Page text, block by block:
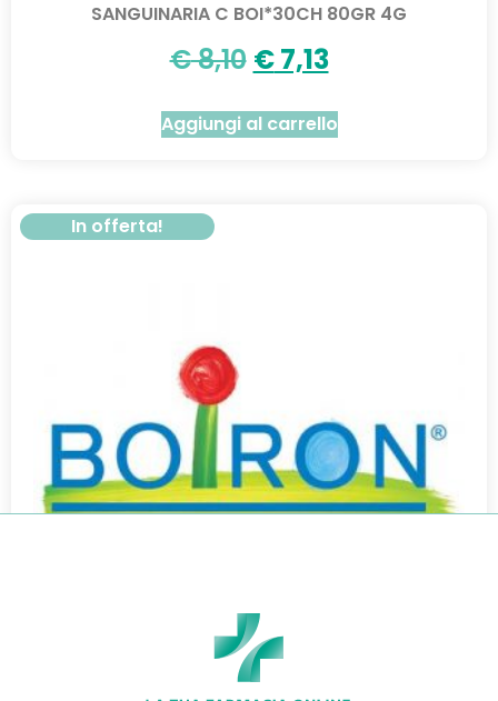
SANGUINARIA C BOI*30CH 80GR 4G
€8,10 €7,13
Aggiungi al carrello
In offerta!